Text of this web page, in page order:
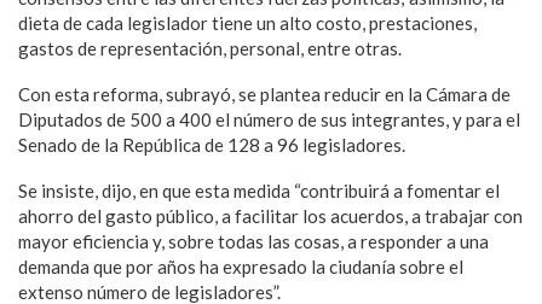
dieta de cada legislador tiene un alto costo, prestaciones,
gastos de representación, personal, entre otras.
Con esta reforma, subrayó, se plantea reducir en la Cámara de
Diputados de 500 a 400 el número de sus integrantes, y para el
Senado de la República de 128 a 96 legisladores.
Se insiste, dijo, en que esta medida “contribuirá a fomentar el
ahorro del gasto público, a facilitar los acuerdos, a trabajar con
mayor eficiencia y, sobre todas las cosas, a responder a una
demanda que por años ha expresado la ciudanía sobre el
extenso número de legisladores”.